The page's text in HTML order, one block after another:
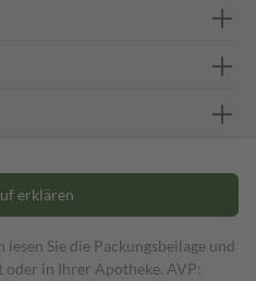
erklären
Sie die Packungsbeilage und
in Ihrer Apotheke. AVP: